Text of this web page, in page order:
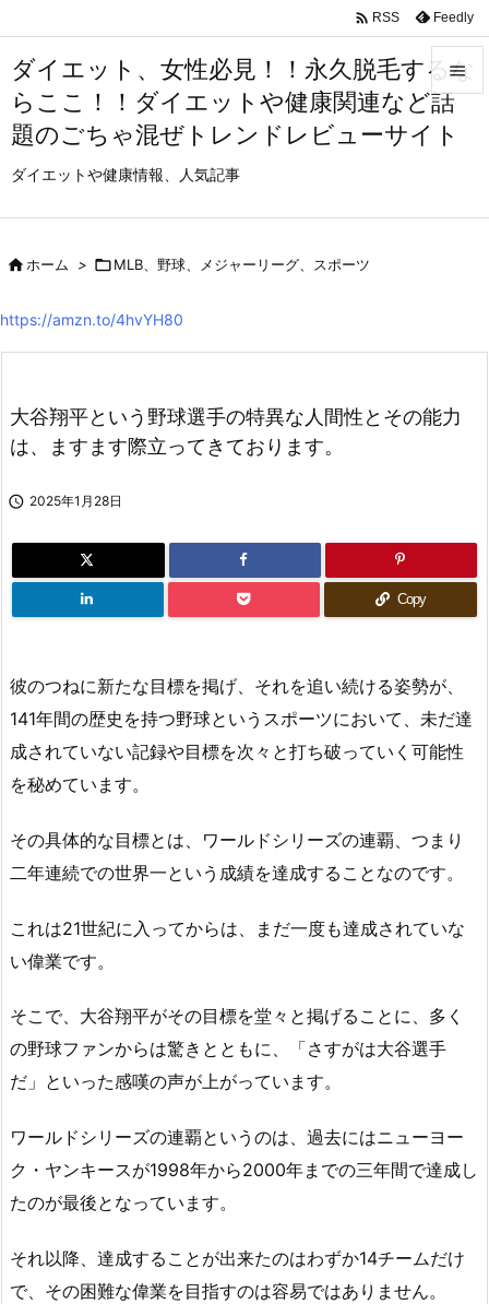
ダイエット、女性必見！！永久脱毛するな
らここ！！ダイエットや健康関連など話
題のごちゃ混ぜトレンドレビューサイト
ダイエットや健康情報、人気記事


メニュ
 RSS Feedly
ホーム > MLB、野球、メジャーリーグ、スポーツ
https://amzn.to/4hvYH80
大谷翔平という野球選手の特異な人間性とその能力
は、ますます際立ってきております。
 2025年1月28日
Copy
彼のつねに新たな目標を掲げ、それを追い続ける姿勢が、
141年間の歴史を持つ野球というスポーツにおいて、未だ達
成されていない記録や目標を次々と打ち破っていく可能性
を秘めています。
その具体的な目標とは、ワールドシリーズの連覇、つまり
二年連続での世界一という成績を達成することなのです。
これは21世紀に入ってからは、まだ一度も達成されていな
い偉業です。
そこで、大谷翔平がその目標を堂々と掲げることに、多く
の野球ファンからは驚きとともに、「さすがは大谷選手
だ」といった感嘆の声が上がっています。
ワールドシリーズの連覇というのは、過去にはニューヨー
ク・ヤンキースが1998年から2000年までの三年間で達成し
たのが最後となっています。
それ以降、達成することが出来たのはわずか14チームだけ
で、その困難な偉業を目指すのは容易ではありません。